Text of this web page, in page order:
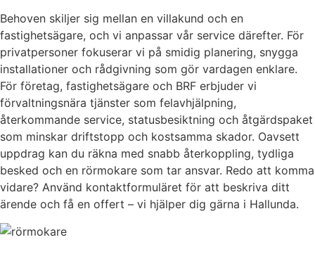
Behoven skiljer sig mellan en villakund och en
fastighetsägare, och vi anpassar vår service därefter. För
privatpersoner fokuserar vi på smidig planering, snygga
installationer och rådgivning som gör vardagen enklare.
För företag, fastighetsägare och BRF erbjuder vi
förvaltningsnära tjänster som felavhjälpning,
återkommande service, statusbesiktning och åtgärdspaket
som minskar driftstopp och kostsamma skador. Oavsett
uppdrag kan du räkna med snabb återkoppling, tydliga
besked och en rörmokare som tar ansvar. Redo att komma
vidare? Använd kontaktformuläret för att beskriva ditt
ärende och få en offert – vi hjälper dig gärna i Hallunda.